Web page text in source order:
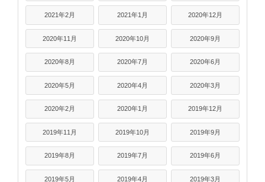
2021年2月 2021年1月 2020年12月
2020年11月 2020年10月 2020年9月
2020年8月 2020年7月 2020年6月
2020年5月 2020年4月 2020年3月
2020年2月 2020年1月 2019年12月
2019年11月 2019年10月 2019年9月
2019年8月 2019年7月 2019年6月
2019年5月 2019年4月 2019年3月